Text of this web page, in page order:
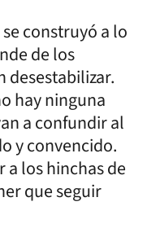
construyó a lo
de los
desestabilizar.
hay ninguna
a confundir al
y convencido.
a los hinchas de
que seguir